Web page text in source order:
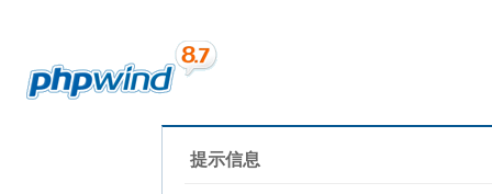
提示信息